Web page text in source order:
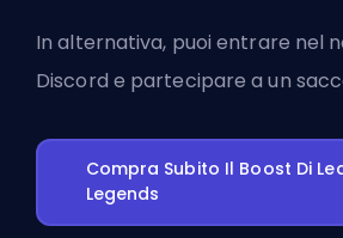
In alternativa, puoientrare nel
Discord e partecipare a un
Compra Subito Il Boost Di
Legends